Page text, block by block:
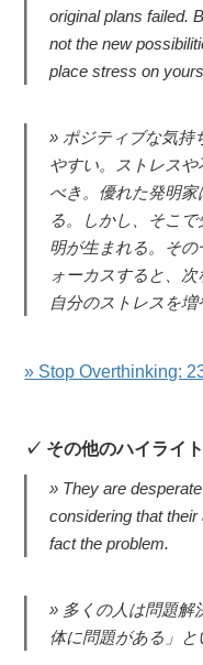
original plans failed.
not the new
place stress on
ポジティブな気持
やすい。ストレス
べき。優れた発明
る。しかし、そこ
明が生まれる。そ
ォーカスすると、
自分のストレスを増
» Stop Overthinking:
その他のハイライト
They are
considering that
fact the problem.
多くの人は問題解
体に問題がある」と